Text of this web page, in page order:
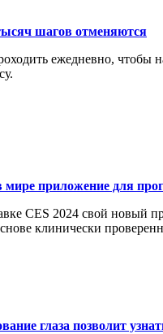
шагов отменяются
ежедневно, чтобы
мире приложение для
CES 2024 свой новый
клинически
глаза позволит